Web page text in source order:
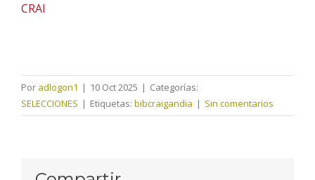
CRAI
Por adlogon1 | 10 Oct 2025 | Categorías:
SELECCIONES | Etiquetas: bibcraigandia | Sin comentarios